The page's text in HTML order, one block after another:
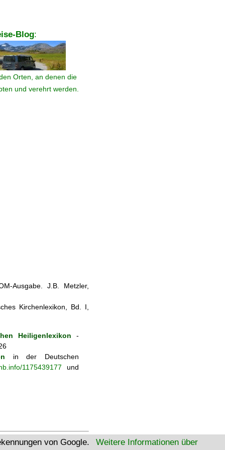
Blog:
Orten, an denen die
und verehrt werden.
Ausgabe. J.B. Metzler,
Kirchenlexikon, Bd. I,
Heiligenlexikon -
in der Deutschen
1175439177 und
von Google.
Weitere Informationen über